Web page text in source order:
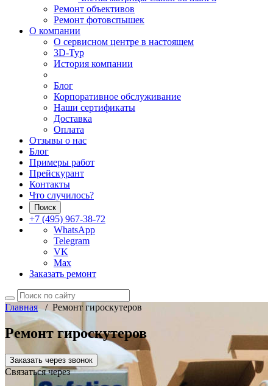
Ремонт объективов
Ремонт фотовспышек
О компании
О сервисном центре в настоящем
3D-Тур
История компании
Блог
Корпоративное обслуживание
Наши сертификаты
Доставка
Оплата
Отзывы о нас
Блог
Примеры работ
Прейскурант
Контакты
Что случилось?
Поиск
+7 (495) 967-38-72
WhatsApp
Telegram
VK
Max
Заказать ремонт
Главная/ Ремонт гироскутеров
Ремонт гироскутеров
Заказать через звонок
Связаться через